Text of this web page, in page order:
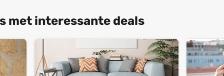
met interessante deals